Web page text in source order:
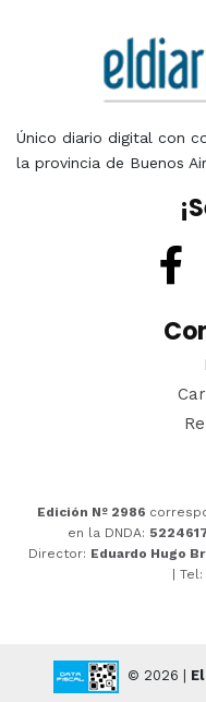
Único diario digital con
la provincia de Buenos
Edición Nº 2986
en la DNDA:
Director: Eduardo Hugo
|
© 2026 |